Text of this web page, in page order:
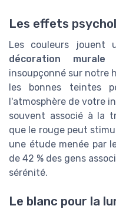
Les effets
Les couleurs jouent
décoration murale
insoupçonné sur notre
les bonnes teintes
l'atmosphère de votre
souvent associé à la
que le rouge peut
une étude menée par
de 42 % des gens
sérénité.
Le blanc pour la